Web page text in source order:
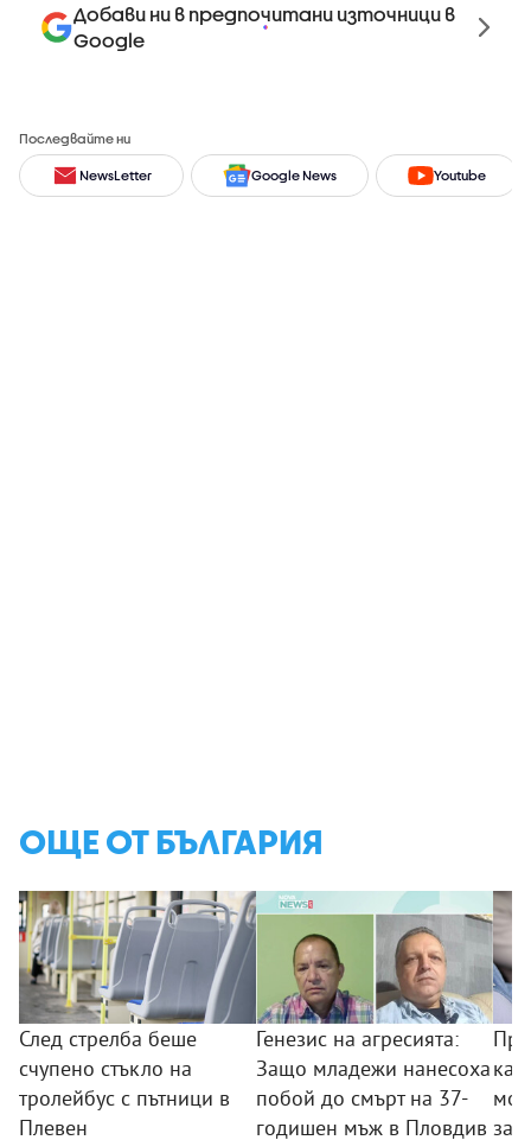
Добави ни в предпочитани източници в
Google
Последвайте ни
NewsLetter Google News Youtube
ОЩЕ ОТ БЪЛГАРИЯ
След стрелба беше
счупено стъкло на
тролейбус с пътници в
Плевен
Генезис на агресията:
Защо младежи нанесоха
побой до смърт на 37-
годишен мъж в Пловдив